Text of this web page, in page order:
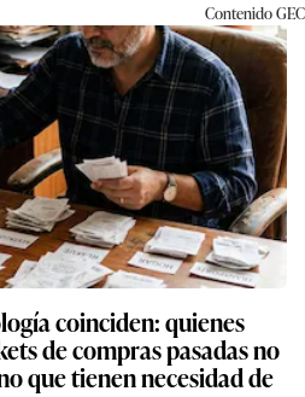
ContenidoGEC
coinciden: quienes
de compras pasadas no
que tienen necesidad de